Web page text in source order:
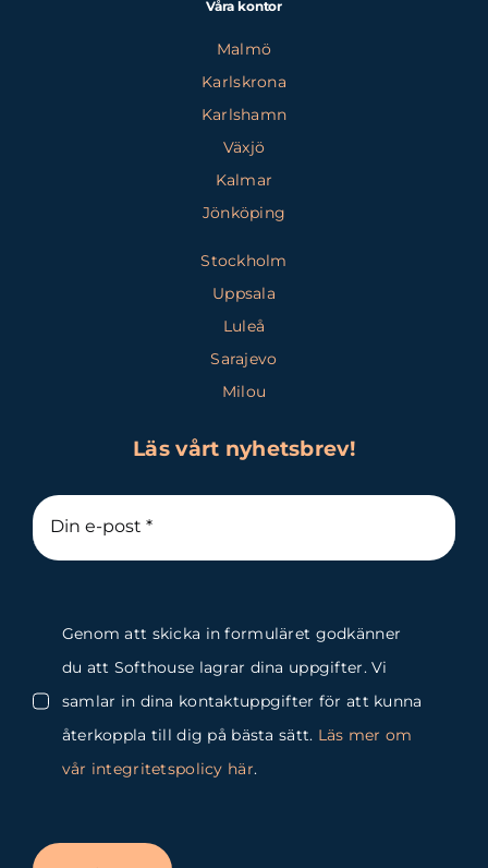
Våra kontor
Malmö
Karlskrona
Karlshamn
Växjö
Kalmar
Jönköping
Stockholm
Uppsala
Luleå
Sarajevo
Milou
Läs vårt nyhetsbrev!
Genom att skicka in formuläret godkänner
du att Softhouse lagrar dina uppgifter. Vi
samlar in dina kontaktuppgifter för att kunna
återkoppla till dig på bästa sätt. Läs mer om
vår integritetspolicy här.